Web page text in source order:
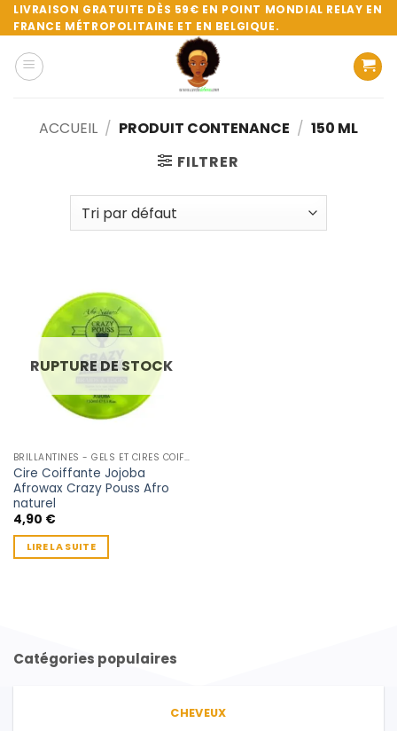
Passer
au
contenu
LIVRAISON GRATUITE DÈS 59€ EN POINT MONDIAL RELAY EN
FRANCE MÉTROPOLITAINE ET EN BELGIQUE.
ACCUEIL / PRODUIT CONTENANCE / 150 ML
FILTRER
RUPTURE DE STOCK
BRILLANTINES - GELS ET CIRES COIFFANTE
Cire Coiffante Jojoba
Afrowax Crazy Pouss Afro
naturel
4,90 €
LIRE LA SUITE
Catégories populaires
CHEVEUX